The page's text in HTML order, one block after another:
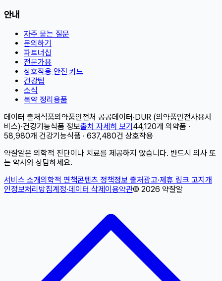
안내
자주 묻는 질문
문의하기
파트너십
전문가용
상호작용 안전 카드
건강팁
소식
복약 정리용품
데이터 출처 식품의약품안전처 공공데이터 · DUR (의약품안전사용서
비스)·건강기능식품 정보출처 자세히 보기 44,120개 의약품 ·
58,980개 건강기능식품 · 637,480건 상호작용
약잘알은 의학적 진단이나 치료를 제공하지 않습니다. 반드시 의사 또
는 약사와 상담하세요.
서비스 소개의학적 면책콘텐츠 정책정보 출처광고·제휴 링크 고지 개
인정보처리방침계정·데이터 삭제 이용약관© 2026 약잘알